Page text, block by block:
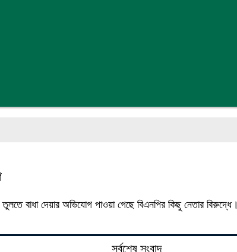
তুলতে বাধা দেয়ার অভিযোগ পাওয়া গেছে বিএনপির কিছু নেতার বিরুদ্ধে।
সর্বশেষ সংবাদ